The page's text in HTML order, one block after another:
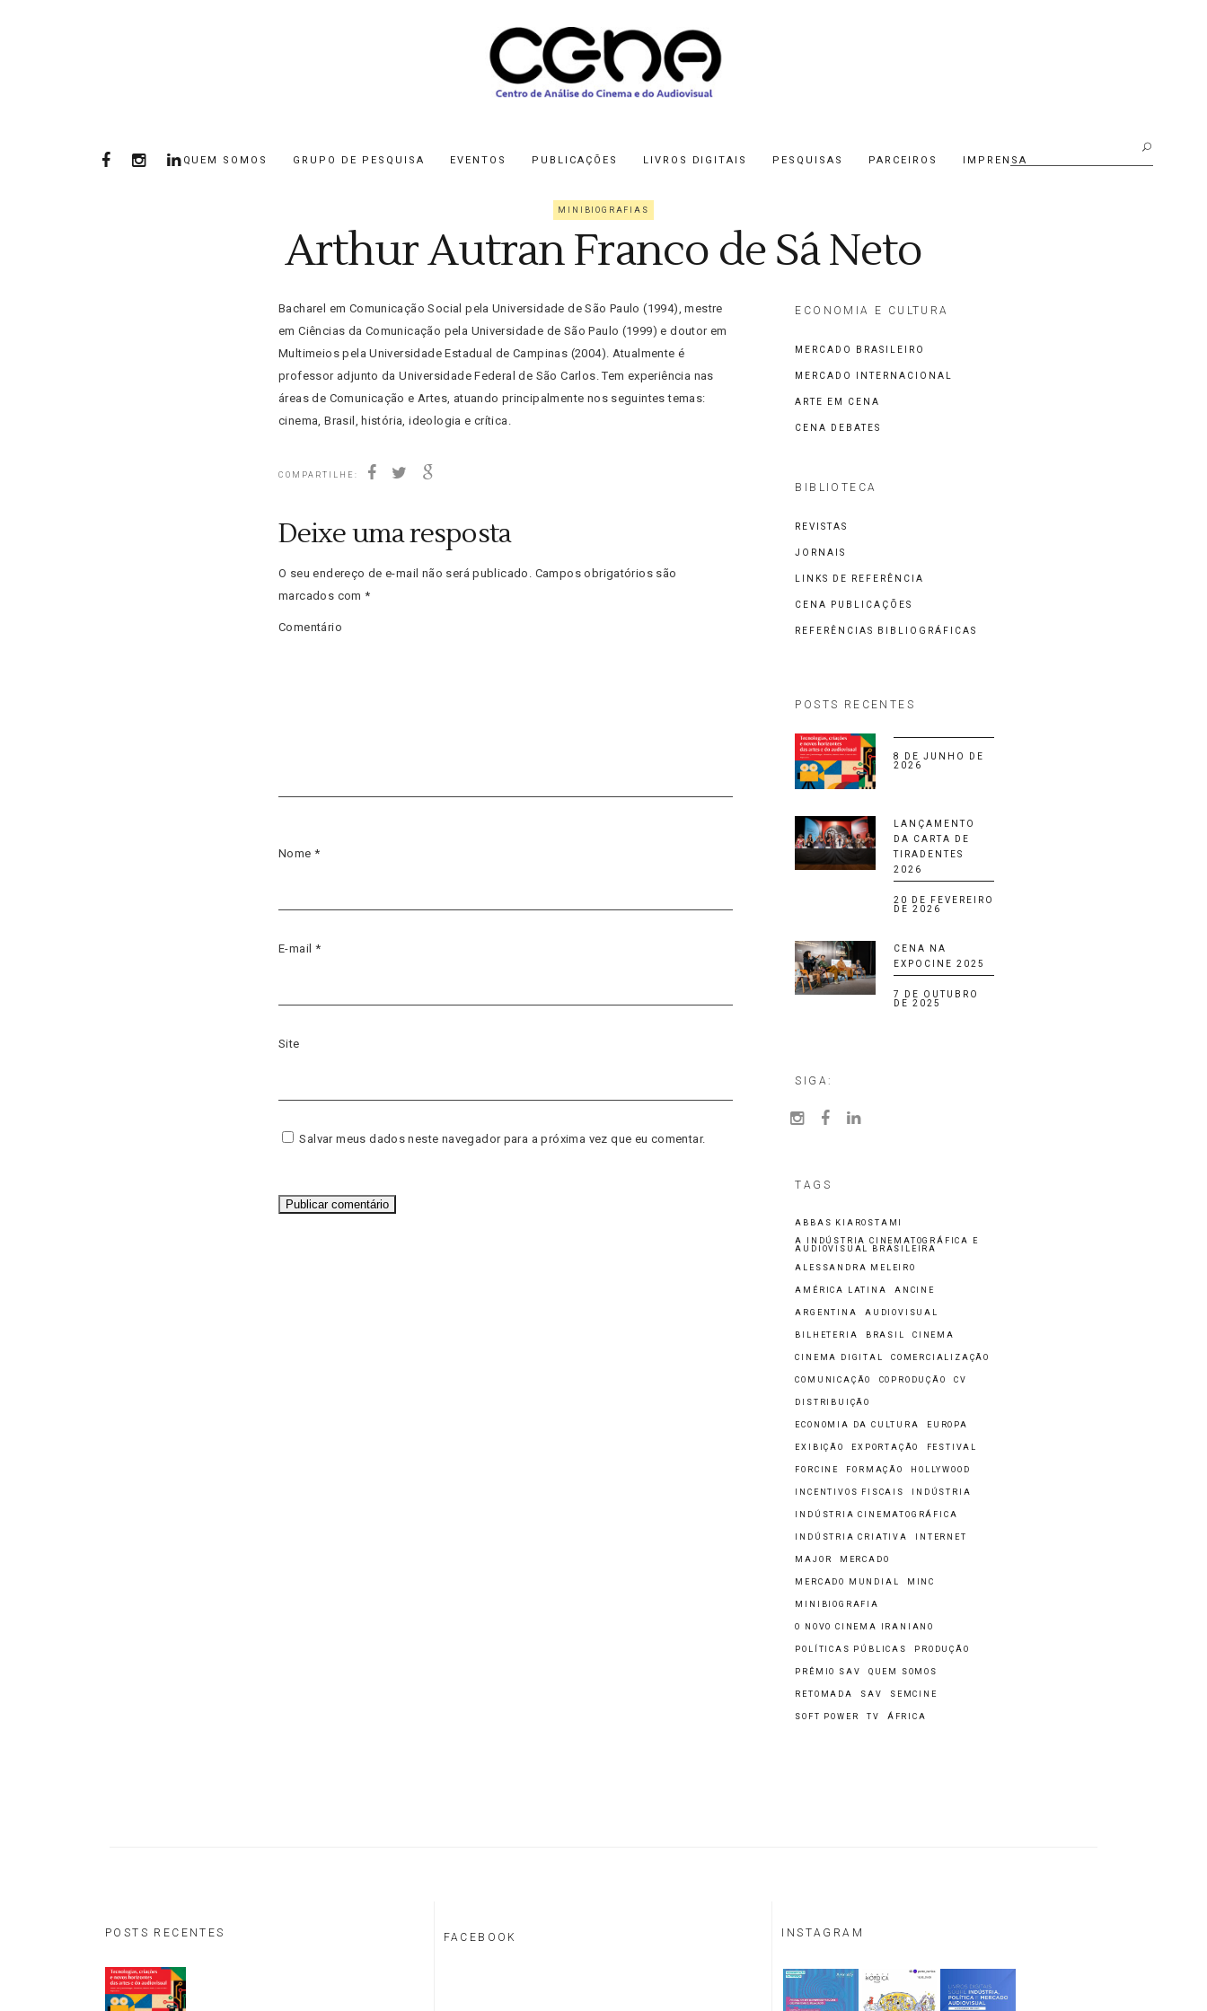
QUEM SOMOS GRUPO DE PESQUISA EVENTOS PUBLICAÇÕES LIVROS DIGITAIS PESQUISAS PARCEIROS IMPRENSA
MINIBIOGRAFIAS
Arthur Autran Franco de Sá Neto
Bacharel em Comunicação Social pela Universidade de São Paulo (1994), mestre
em Ciências da Comunicação pela Universidade de São Paulo (1999) e doutor em
Multimeios pela Universidade Estadual de Campinas (2004). Atualmente é
professor adjunto da Universidade Federal de São Carlos. Tem experiência nas
áreas de Comunicação e Artes, atuando principalmente nos seguintes temas:
cinema, Brasil, história, ideologia e crítica.
COMPARTILHE:
Deixe uma resposta
O seu endereço de e-mail não será publicado. Campos obrigatórios são
marcados com*
Comentário
Nome*
E-mail *
Site
Salvar meus dados neste navegador para a próxima vez que eu comentar.
ECONOMIA E CULTURA
MERCADO BRASILEIRO
MERCADO INTERNACIONAL
ARTE EM CENA
CENA DEBATES
BIBLIOTECA
REVISTAS
JORNAIS
LINKS DE REFERÊNCIA
CENA PUBLICAÇÕES
REFERÊNCIAS BIBLIOGRÁFICAS
POSTS RECENTES
8 DE JUNHO DE
2026
LANÇAMENTO
DA CARTA DE
TIRADENTES
2026
20 DE FEVEREIRO
DE 2026
CENA NA
EXPOCINE 2025
7 DE OUTUBRO
DE 2025
SIGA:
TAGS
ABBAS KIAROSTAMI
A INDÚSTRIA CINEMATOGRÁFICA E
AUDIOVISUAL BRASILEIRA
ALESSANDRA MELEIRO
AMÉRICA LATINA ANCINE
ARGENTINA AUDIOVISUAL
BILHETERIA BRASIL CINEMA
CINEMA DIGITAL COMERCIALIZAÇÃO
COMUNICAÇÃO COPRODUÇÃO CV
DISTRIBUIÇÃO
ECONOMIA DA CULTURA EUROPA
EXIBIÇÃO EXPORTAÇÃO FESTIVAL
FORCINE FORMAÇÃO HOLLYWOOD
INCENTIVOS FISCAIS INDÚSTRIA
INDÚSTRIA CINEMATOGRÁFICA
INDÚSTRIA CRIATIVA INTERNET
MAJOR MERCADO
MERCADO MUNDIAL MINC
MINIBIOGRAFIA
O NOVO CINEMA IRANIANO
POLÍTICAS PÚBLICAS PRODUÇÃO
PRÊMIO SAV QUEM SOMOS
RETOMADA SAV SEMCINE
SOFT POWER TV ÁFRICA
POSTS RECENTES FACEBOOK INSTAGRAM